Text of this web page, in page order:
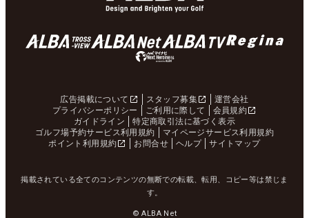
広告掲載について スタッフ募集
運営会社
プライバシーポリシー
ご利用に際して
会員規約
ガイドライン
特定商取引法に基づく表示
ゴルフ場予約サービス利用規約
マイページサービス利用規約
ポイント利用規約
お問合せ ヘルプ サイトマップ
掲載されている全てのコンテンツの無断での転載、転用、コピー等は禁じま
す。
© ALBA Net